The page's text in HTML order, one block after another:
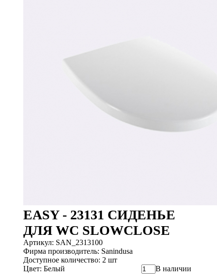
EASY - 23131 СИДЕНЬЕ
ДЛЯ WC SLOWCLOSE
Артикул: SAN_2313100
Фирма производитель: Sanindusa
Доступное количество: 2 шт
Цвет: Белый
В наличии